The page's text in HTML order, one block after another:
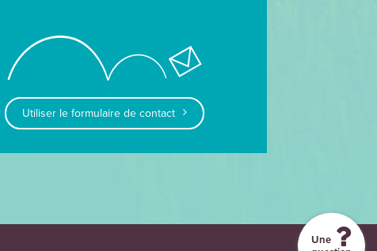
Une
Utiliser le formulaire de contact